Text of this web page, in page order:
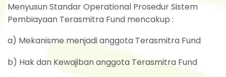
Menyusun Standar Operational Prosedur Sistem
Pembiayaan Terasmitra Fund mencakup :
a) Mekanisme menjadi anggota Terasmitra Fund
b) Hak dan Kewajiban anggota Terasmitra Fund